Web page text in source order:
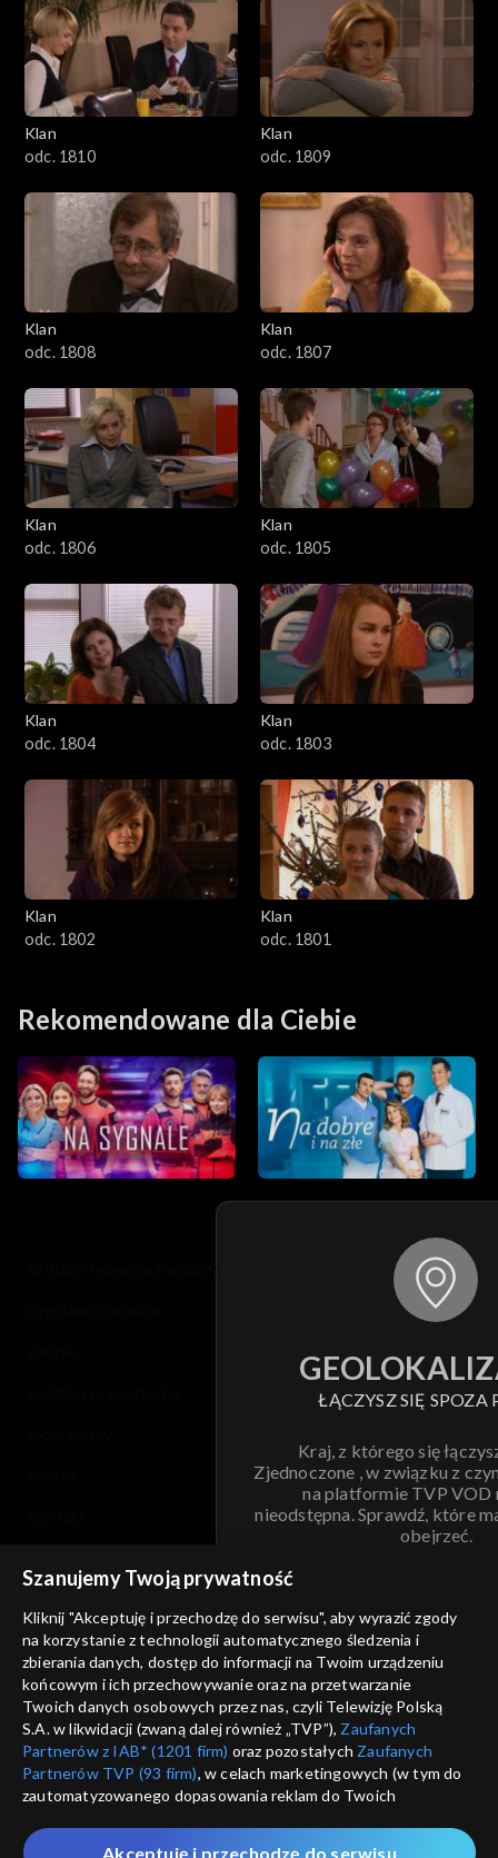
Klan
odc. 1810
Klan
odc. 1809
Klan
odc. 1808
Klan
odc. 1807
Klan
odc. 1806
Klan
odc. 1805
Klan
odc. 1804
Klan
odc. 1803
Klan
odc. 1802
Klan
odc. 1801
Rekomendowane dla Ciebie
ŁĄCZYSZ SIĘ SPOZA
Kraj, z którego się
Zjednoczone , w związku z
na platformie TVP VOD
nieodstępna. Sprawdź, które
obejrzeć.
ANULUJ
informacje o dostawcy usług
Szanujemy Twoją prywatność
Kliknij "Akceptuję i przechodzę do serwisu", aby wyrazić zgody
na korzystanie z technologii automatycznego śledzenia i
zbierania danych, dostęp do informacji na Twoim urządzeniu
końcowym i ich przechowywanie oraz na przetwarzanie
Twoich danych osobowych przez nas, czyli Telewizję Polską
S.A. w likwidacji (zwaną dalej również „TVP”), Zaufanych
Partnerów z IAB* (1201 firm) oraz pozostałych Zaufanych
Partnerów TVP (93 firm), w celach marketingowych (w tym do
zautomatyzowanego dopasowania reklam do Twoich
które wskazujemy poniżej, a także zgody na udostępnianie
Akceptuję i przechodzę do serwisu